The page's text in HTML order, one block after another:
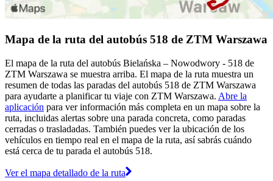
Mapa de la ruta del autobús 518 de ZTM Warszawa
El mapa de la ruta del autobús Bielańska – Nowodwory - 518 de
ZTM Warszawa se muestra arriba. El mapa de la ruta muestra un
resumen de todas las paradas del autobús 518 de ZTM Warszawa
para ayudarte a planificar tu viaje con ZTM Warszawa. Abre la
aplicación para ver información más completa en un mapa sobre la
ruta, incluidas alertas sobre una parada concreta, como paradas
cerradas o trasladadas. También puedes ver la ubicación de los
vehículos en tiempo real en el mapa de la ruta, así sabrás cuándo
está cerca de tu parada el autobús 518.
Ver el mapa detallado de la ruta